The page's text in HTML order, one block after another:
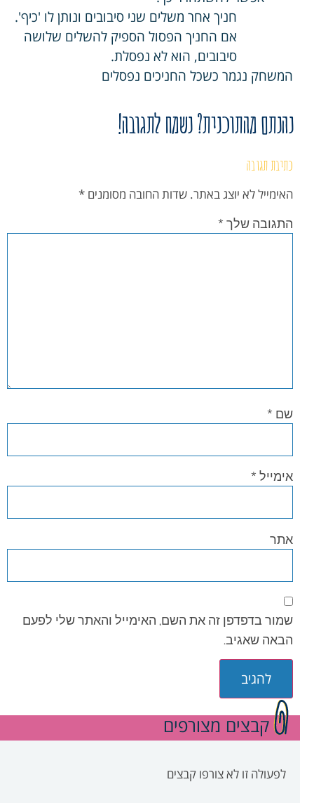
חניך אחר משלים שני סיבובים ונותן לו 'כיף'.
אם החניך הפסול הספיק להשלים שלושה
סיבובים, הוא לא נפסלת.
המשחק נגמר כשכל החניכים נפסלים
נהנתם מהתוכנית? נשמח לתגובה!
כתיבת תגובה
האימייל לא יוצג באתר. שדות החובה מסומנים *
התגובה שלך *
שם *
אימייל *
אתר
שמור בדפדפן זה את השם, האימייל והאתר שלי לפעם
הבאה שאגיב.
קבצים מצורפים
לפעולה זו לא צורפו קבצים